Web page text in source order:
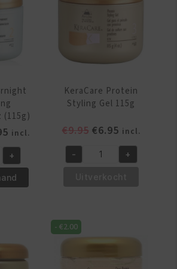
Huidige
prijs
is:
€11.95.
incl.
+
KeraCare Protein
Styling Gel 115g
€9.95 Oorspronkelijke
was:
€6.95Huidige
prijs
is:
incl.
KeraCare
115g
aantal
- +
-€2.00